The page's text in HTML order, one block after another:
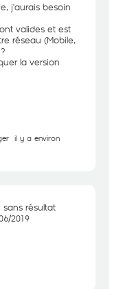
j'aurais besoin
valides et est
réseau (Mobile,
la version
il y a environ
résultat
2019